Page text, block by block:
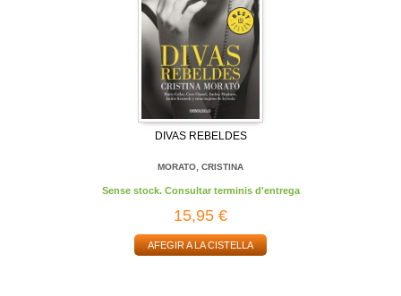
DIVAS REBELDES
MORATO, CRISTINA
Sense stock. Consultar terminis d'entrega
15,95 €
AFEGIR A LA CISTELLA